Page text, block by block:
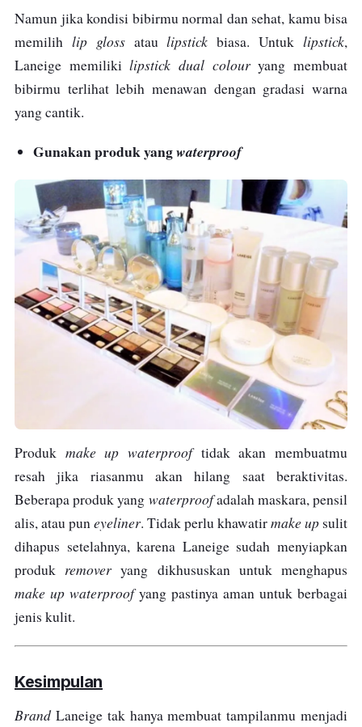
Namun jika kondisi bibirmu normal dan sehat, kamu bisa
memilih lip gloss ataulipstickbiasa. Untuklipstick,
Laneige memilikilipstick dual colouryang membuat
bibirmu terlihat lebih menawan dengan gradasi warna
yang cantik.
Gunakan produk yangwaterproof
Produk make up waterproof tidak akan membuatmu
resah jika riasanmu akan hilang saat beraktivitas.
Beberapa produk yang waterproofadalah maskara, pensil
alis, atau puneyeliner. Tidak perlu khawatirmake up sulit
dihapus setelahnya, karena Laneige sudah menyiapkan
produk removeryang dikhususkan untuk menghapus
make up waterproofyang pastinya aman untuk berbagai
jenis kulit.
Kesimpulan
BrandLaneige tak hanya membuat tampilanmu menjadi